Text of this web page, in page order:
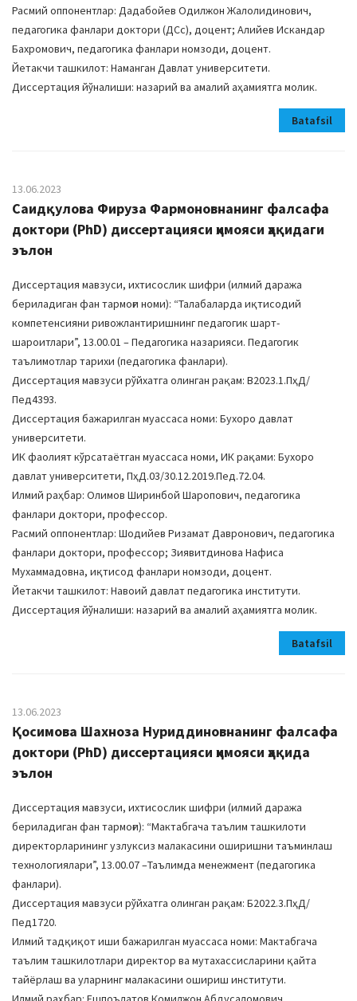
Расмий оппонентлар: Дадабойев Одилжон Жалолидинович,
педагогика фанлари доктори (ДСc), доцент; Aлийев Искандар
Бахромович, педагогика фанлари номзоди, доцент.
Йетакчи ташкилот: Наманган Давлат университети.
Диссертация йўналиши: назарий ва амалий аҳамиятга молик.
Batafsil
13.06.2023
Саидқулова Фируза Фармоновнанинг фалсафа
доктори (PhD) диссертацияси ҳимояси ҳақидаги
эълон
Диссертация мавзуси, ихтисослик шифри (илмий даража
бериладиган фан тармоғи номи): “Талабаларда иқтисодий
компетенсияни ривожлантиришнинг педагогик шарт-
шароитлари”, 13.00.01 – Педагогика назарияси. Педагогик
таълимотлар тарихи (педагогика фанлари).
Диссертация мавзуси рўйхатга олинган рақам: В2023.1.ПҳД/
Пед4393.
Диссертация бажарилган муассаса номи: Бухоро давлат
университети.
ИК фаолият кўрсатаётган муассаса номи, ИК рақами: Бухоро
давлат университети, ПҳД.03/30.12.2019.Пед.72.04.
Илмий раҳбар: Олимов Ширинбой Шаропович, педагогика
фанлари доктори, профессор.
Расмий оппонентлар: Шодийев Ризамат Давронович, педагогика
фанлари доктори, профессор; Зиявитдинова Нафиса
Мухаммадовна, иқтисод фанлари номзоди, доцент.
Йетакчи ташкилот: Навоий давлат педагогика институти.
Диссертация йўналиши: назарий ва амалий аҳамиятга молик.
Batafsil
13.06.2023
Қосимова Шахноза Нуриддиновнанинг фалсафа
доктори (PhD) диссертацияси ҳимояси ҳақида
эълон
Диссертация мавзуси, ихтисослик шифри (илмий даража
бериладиган фан тармоғи): “Мактабгача таълим ташкилоти
директорларининг узлуксиз малакасини оширишни таъминлаш
технологиялари”, 13.00.07 –Таълимда менежмент (педагогика
фанлари).
Диссертация мавзуси рўйхатга олинган рақам: Б2022.3.ПҳД/
Пед1720.
Илмий тадқиқот иши бажарилган муассаса номи: Мактабгача
таълим ташкилотлари директор ва мутахассисларини қайта
тайёрлаш ва уларнинг малакасини ошириш институти.